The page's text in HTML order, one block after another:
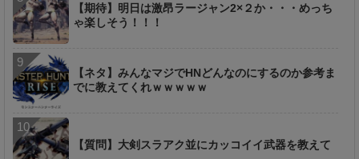
【期待】明日は激昂ラージャン2×２か・・・めっち
ゃ楽しそう！！！
【ネタ】みんなマジでHNどんなのにするのか参考ま
でに教えてくれｗｗｗｗｗ
【質問】大剣スラアク並にカッコイイ武器を教えて